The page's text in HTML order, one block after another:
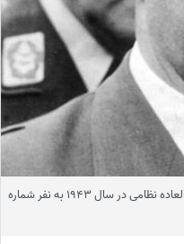
ساعد نیوز: این زن عجیب با توانایی های خارق العاده نظامی در سال 1943 به نفر شماره